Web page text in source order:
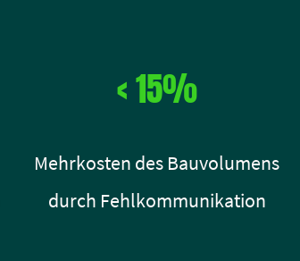
< 15%
Mehrkosten des Bauvolumens
durch Fehlkommunikation